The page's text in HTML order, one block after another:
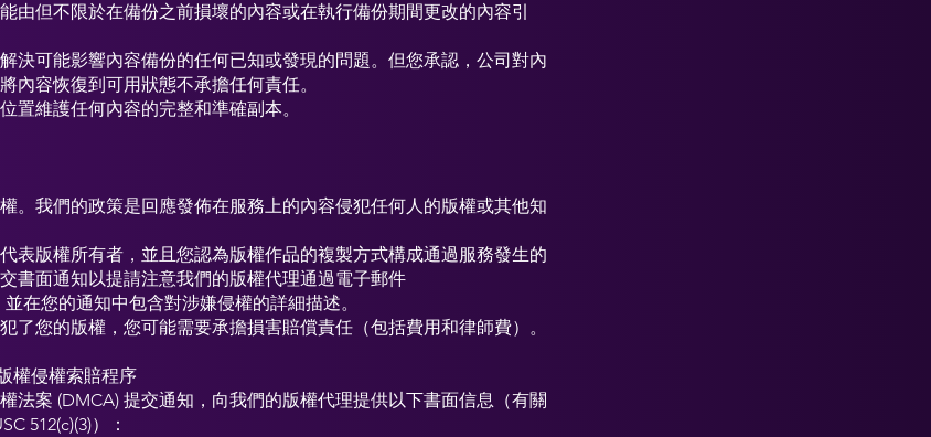
由但不限於在備份之前損壞的內容或在執行備份期間更改的內容引
決可能影響內容備份的任何已知或發現的問題。但您承認，公司對內
內容恢復到可用狀態不承擔任何責任。
置維護任何內容的完整和準確副本。
。我們的政策是回應發佈在服務上的內容侵犯任何人的版權或其他知
表版權所有者，並且您認為版權作品的複製方式構成通過服務發生的
書面通知以提請注意我們的版權代理通過電子郵件
並在您的通知中包含對涉嫌侵權的詳細描述。
了您的版權，您可能需要承擔損害賠償責任（包括費用和律師費）。
權侵權索賠程序
法案 (DMCA) 提交通知，向我們的版權代理提供以下書面信息（有關
512(c)(3)）：